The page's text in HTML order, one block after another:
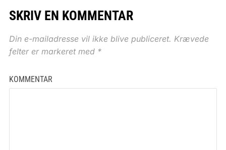
SKRIV EN KOMMENTAR
Din e-mailadresse vil ikke blive publiceret. Krævede
felter er markeret med *
KOMMENTAR